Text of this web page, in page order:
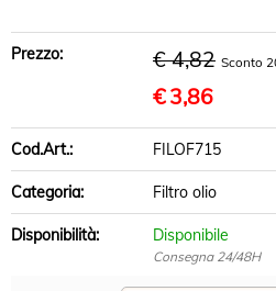
PASTIGLIE FRENO
Prezzo: € 4,82 Sconto
€3,86
Cod.Art.: FILOF715
Categoria: Filtro olio
Disponibilità: Disponibile
Consegna 24/48H